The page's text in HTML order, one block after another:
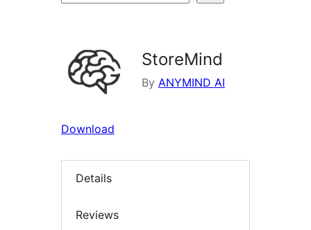
StoreMind
By ANYMIND AI
Download
Details
Reviews